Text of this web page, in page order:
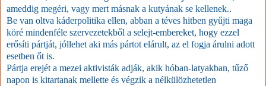
ameddig megéri, vagy mert másnak a kutyának se kellenek..
Be van oltva káderpolitika ellen, abban a téves hitben gyűjti maga
köré mindenféle szervezetekből a selejt-embereket, hogy ezzel
erősíti pártját, jóllehet aki más pártot elárult, az el fogja árulni adott
esetben őt is.
Pártja erejét a mezei aktivisták adják, akik hóban-latyakban, tűző
napon is kitartanak mellette és végzik a nélkülözhetetlen